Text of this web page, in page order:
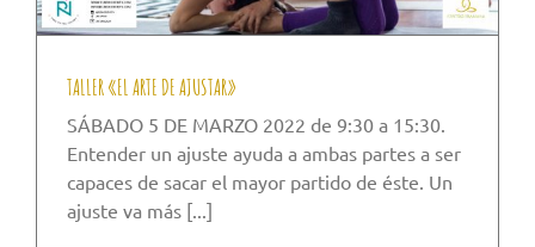
TALLER «EL ARTE DE AJUSTAR»
SÁBADO 5 DE MARZO 2022 de 9:30 a 15:30.
Entender un ajuste ayuda a ambas partes a ser
capaces de sacar el mayor partido de éste. Un
ajuste va más [...]